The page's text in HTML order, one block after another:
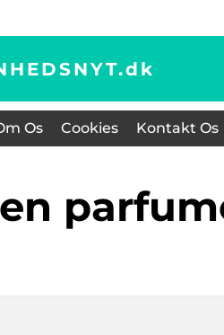
dk
Os Cookies Kontakt Os